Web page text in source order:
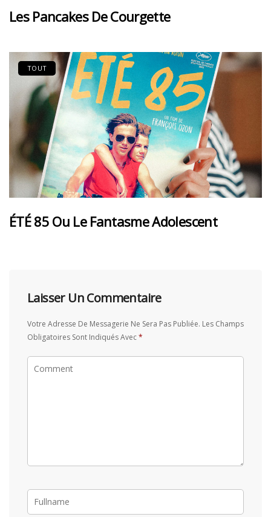
Les Pancakes De Courgette
TOUT
ÉTÉ 85 Ou Le Fantasme Adolescent
Laisser Un Commentaire
Votre Adresse De Messagerie Ne Sera Pas Publiée. Les Champs
Obligatoires Sont Indiqués Avec*